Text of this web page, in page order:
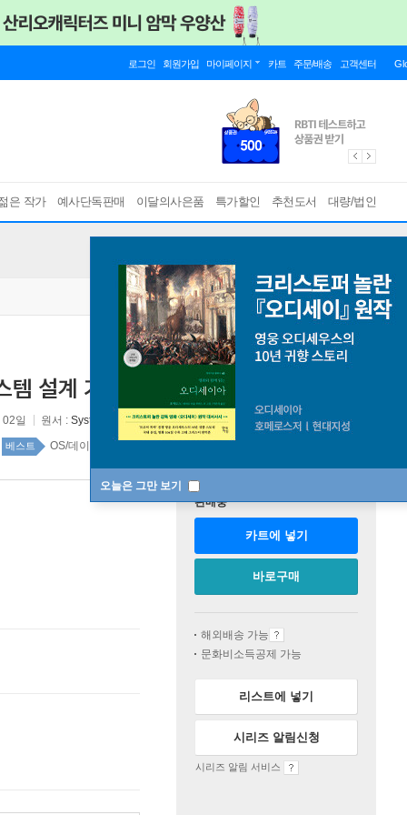
로그인 회원가입 마이페이지 카트 주문/배송 고객센터
은 작가 예사단독판매 이달의사은품 특가할인 추천도서 대량/법인
오늘은 그만 보기
설계 기초 2
일 원서 : System Design Interview Volume 2: An Insider's Guide
베스트 OS/데이터베이스 15위
판매중
카트에 넣기
바로구매
해외배송 가능
문화비소득공제 가능
리스트에 넣기
시리즈 알림신청
시리즈 알림 서비스